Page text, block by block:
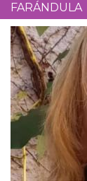
FARÁNDULA